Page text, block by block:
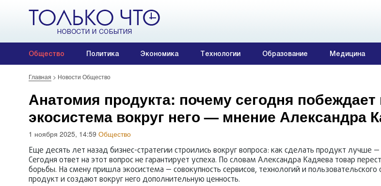
Общество Политика Экономика Технологии Образование Медицина
Главная > Новости Общество
Анатомия продукта: почему сегодня побеждает
экосистема вокруг него — мнение Александра
1 ноября 2025, 14:59 Общество
Еще десять лет назад бизнес-стратегии строились вокруг вопроса: как сделать продукт лучше
Сегодня ответ на этот вопрос не гарантирует успеха. По словам Александра Кадяева товар
борьбы. На смену пришла экосистема — совокупность сервисов, технологий и
продукт и создают вокруг него дополнительную ценность.